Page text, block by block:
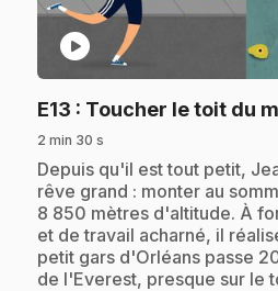
play_circle
E13 : Toucher le toit du
2 min 30 s
.Depuis qu'il est tout petit,
rêve grand : monter au
8 850 mètres d'altitude. À
et de travail acharné, il
petit gars d'Orléans passe
de l'Everest, presque sur le